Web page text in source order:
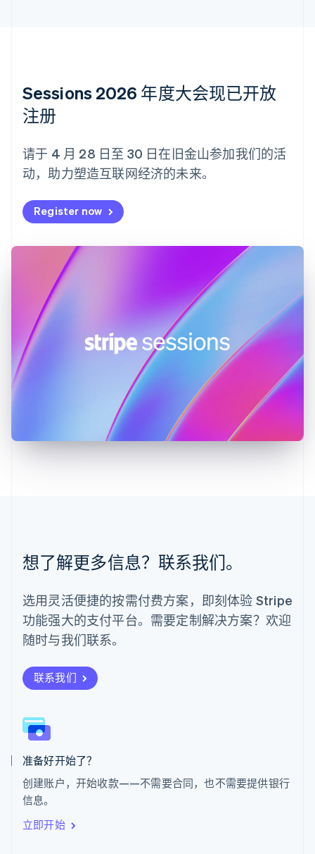
Sessions 2026 年度大会现已开放
注册
请于 4 月 28 日至 30 日在旧金山参加我们的活
动，助力塑造互联网经济的未来。
Register now
想了解更多信息？联系我们。
选用灵活便捷的按需付费方案，即刻体验 Stripe
功能强大的支付平台。需要定制解决方案？欢迎
随时与我们联系。
联系我们
准备好开始了？
创建账户，开始收款——不需要合同，也不需要提供银行
信息。
立即开始
法国
FrançaisEnglish
芬兰
荷兰
NederlandsEnglish
加拿大
捷克
English
EnglishItaliano
拉脱维亚
English
立陶宛
English
列支敦士登
Deutsch
English
English简体中文
PortuguêsEnglish
日本
瑞典
SvenskaEnglish
瑞士
DeutschFrançaisItaliano
English
斯洛伐克
斯洛文尼亚
English
泰国
ไทยEnglish
English
西班牙
Español
新加坡